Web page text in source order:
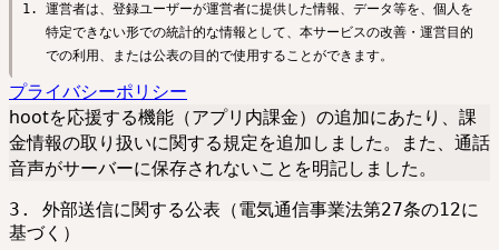
運営者は、登録ユーザーが運営者に提供した情報、データ等を、個人を
特定できない形での統計的な情報として、本サービスの改善・運営目的
での利用、または公表の目的で使用することができます。
プライバシーポリシー
hootを応援する機能（アプリ内課金）の追加にあたり、課
金情報の取り扱いに関する規定を追加しました。また、通話
音声がサーバーに保存されないことを明記しました。
3. 外部送信に関する公表（電気通信事業法第27条の12に
基づく）